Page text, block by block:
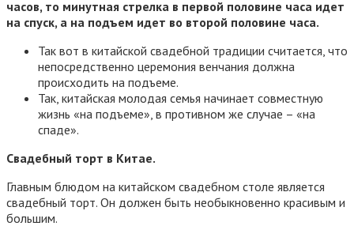
часов, то минутная стрелка в первой половине часа идет
на спуск, а на подъем идет во второй половине часа.
Так вот в китайской свадебной традиции считается, что
непосредственно церемония венчания должна
происходить на подъеме.
Так, китайская молодая семья начинает совместную
жизнь «на подъеме», в противном же случае – «на
спаде».
Свадебный торт в Китае.
Главным блюдом на китайском свадебном столе является
свадебный торт. Он должен быть необыкновенно красивым и
большим.